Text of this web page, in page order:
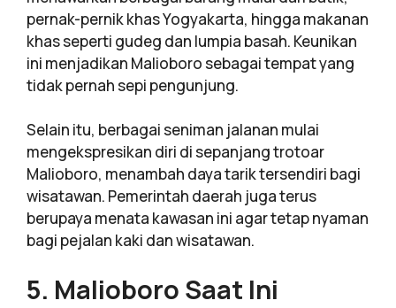
pernak-pernik khas Yogyakarta, hingga makanan
khas seperti gudeg dan lumpia basah. Keunikan
ini menjadikan Malioboro sebagai tempat yang
tidak pernah sepi pengunjung.
Selain itu, berbagai seniman jalanan mulai
mengekspresikan diri di sepanjang trotoar
Malioboro, menambah daya tarik tersendiri bagi
wisatawan. Pemerintah daerah juga terus
berupaya menata kawasan ini agar tetap nyaman
bagi pejalan kaki dan wisatawan.
5. Malioboro Saat Ini